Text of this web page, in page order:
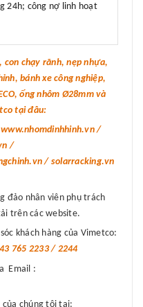
24h; công nợ linh hoạt
chạy rãnh, nẹp nhựa,
bánh xe công nghiệp,
ống nhôm Ø28mm và
tại đâu:
www.nhomdinhhinh.vn /
/
/ solarracking.vn
đảo nhân viên phụ trách
trên các website.
khách hàng của Vimetco:
765 2233 / 2244
Email :
chúng tôi tại: